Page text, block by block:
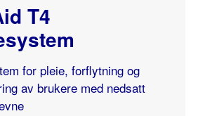
T4
for pleie, forflytning og
av brukere med nedsatt